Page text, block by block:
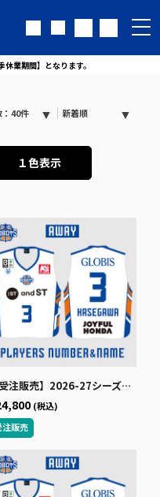
業期間】となります。
40件 新着順
１色表示
販売】2026-27シーズンオーセンティックユニフォーム（アウェー/ホワイト）
(税込)